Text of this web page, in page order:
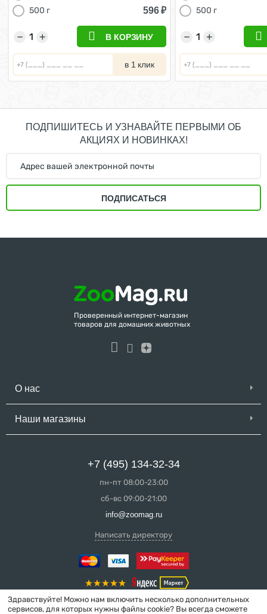
500 г
596₽
+
− В КОРЗИНУ
в 1 клик
500 г
+
−
ПОДПИШИТЕСЬ И УЗНАВАЙТЕ ПЕРВЫМИ ОБ
АКЦИЯХ И НОВИНКАХ!
ПОДПИСАТЬСЯ
Проверенный интернет-магазин
товаров для домашних животных
О нас
Наши магазины
+7 (495) 134-32-34
пн-пт 08:00-23:00
сб-вс 09:00-21:00
info@zoomag.ru
Написать директору
Здравствуйте! Можно нам включить несколько дополнительных
сервисов, для которых нужны файлы cookie? Вы всегда сможете